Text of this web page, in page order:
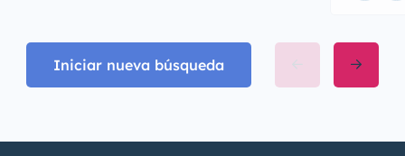
Iniciar nueva búsqueda